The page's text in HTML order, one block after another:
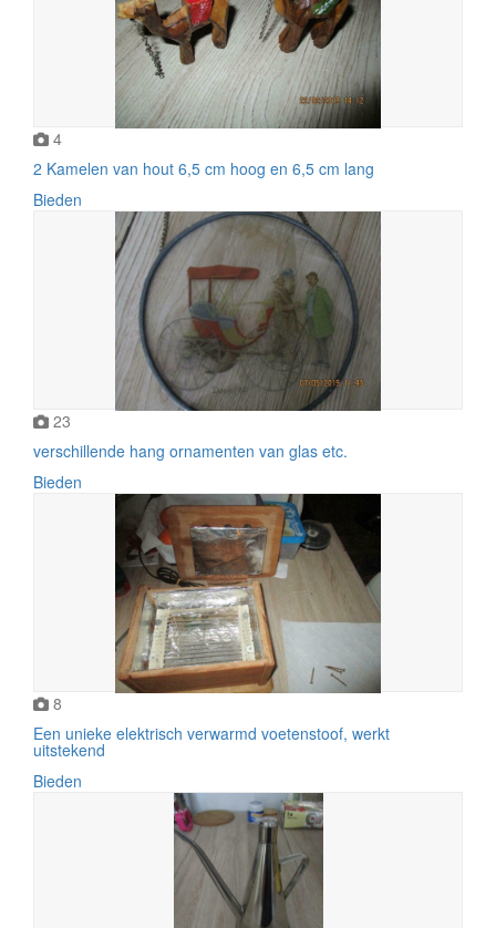
4
2 Kamelen van hout 6,5 cm hoog en 6,5 cm lang
Bieden
23
verschillende hang ornamenten van glas etc.
Bieden
8
Een unieke elektrisch verwarmd voetenstoof, werkt
uitstekend
Bieden